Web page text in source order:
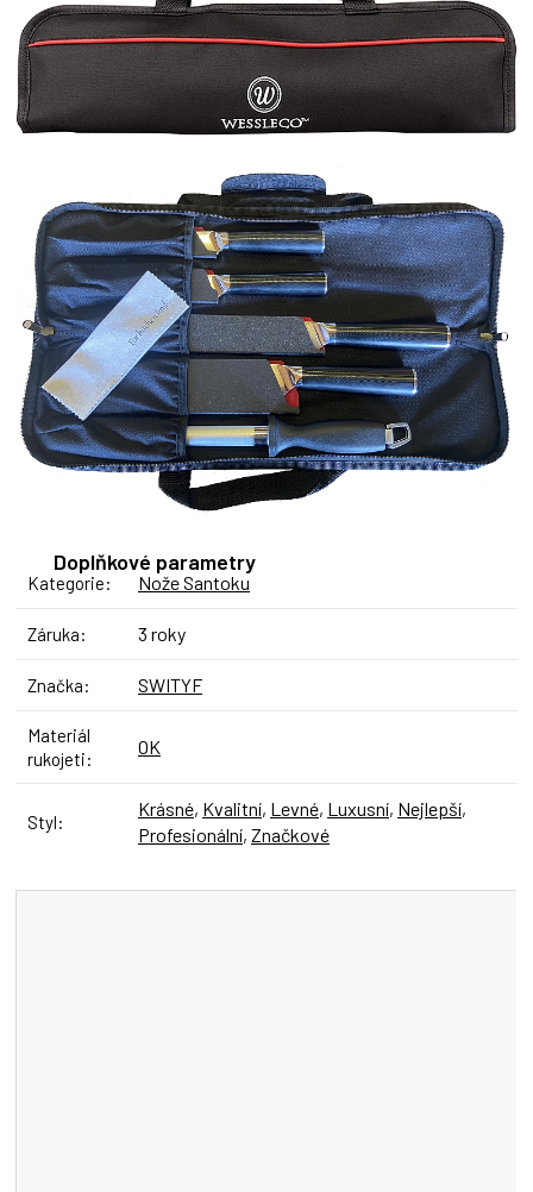
Doplňkové parametry
Kategorie: Nože Santoku
Záruka: 3 roky
Značka: SWITYF
Materiál
rukojeti:
OK
Styl:
Krásné, Kvalitní, Levné, Luxusní, Nejlepší,
Profesionální, Značkové